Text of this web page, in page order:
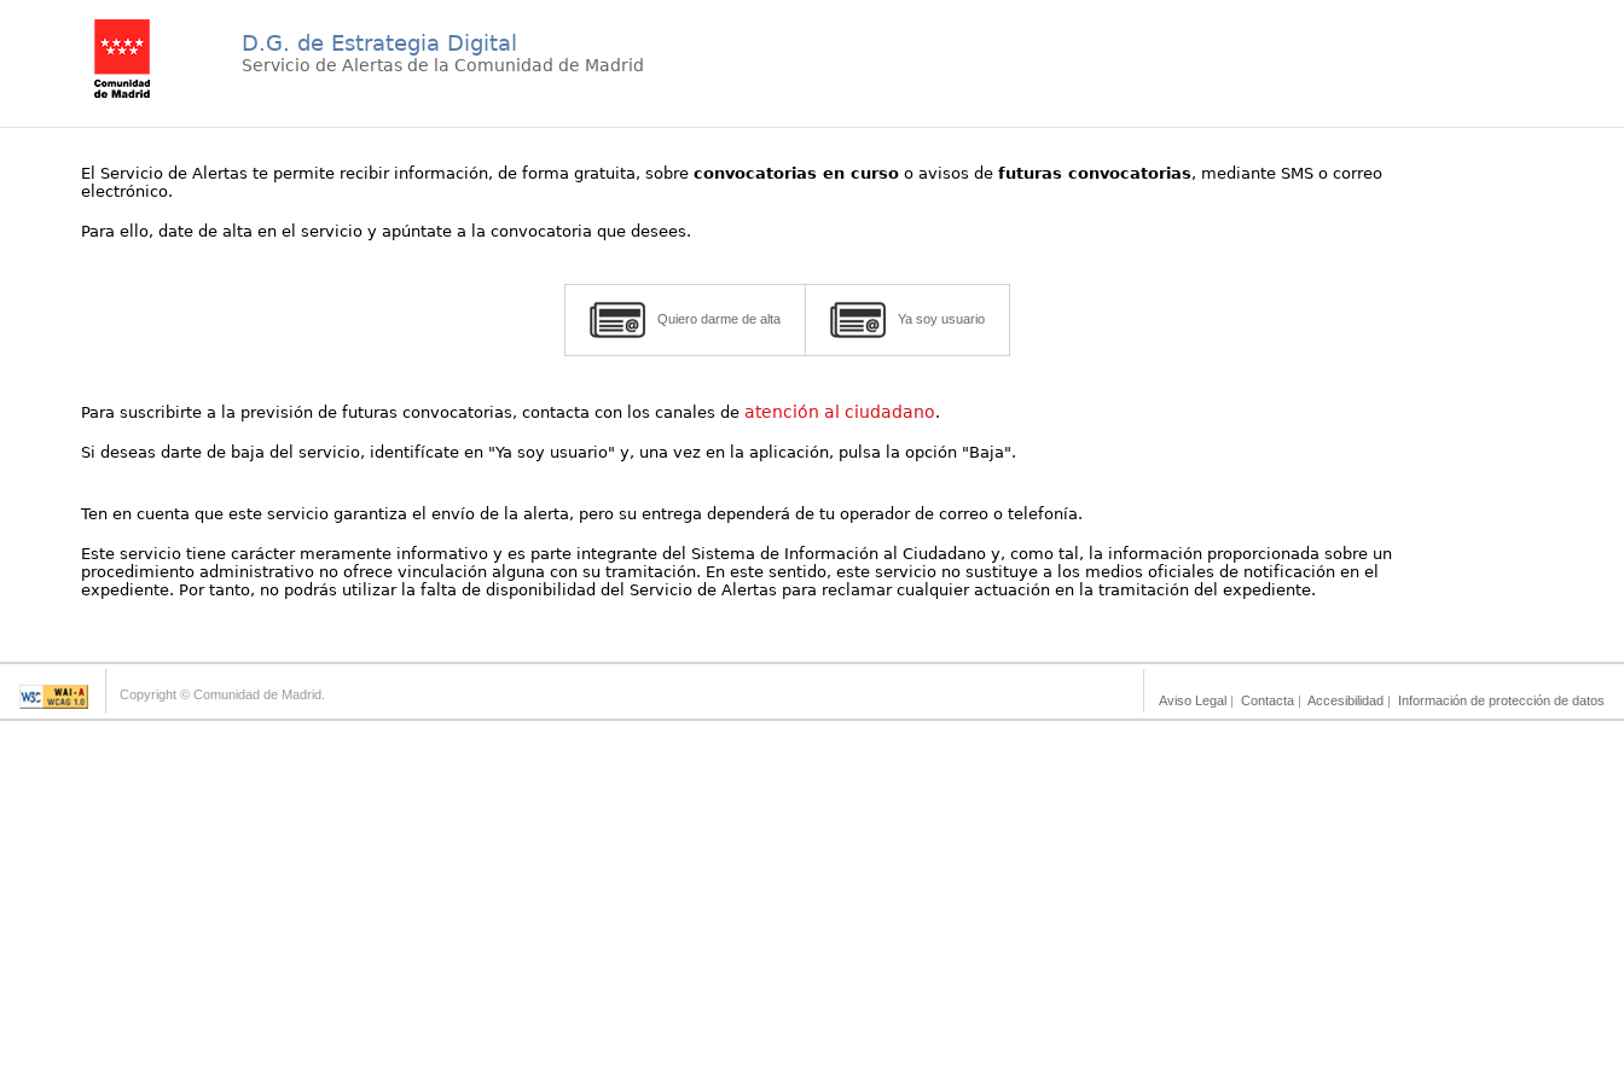
D.G. de Estrategia Digital
Servicio de Alertas de la Comunidad de Madrid
El Servicio de Alertas te permite recibir información, de forma gratuita, sobreconvocatorias en curso o avisos defuturas convocatorias, mediante SMS o correo
electrónico.
Para ello, date de alta en el servicio y apúntate a la convocatoria que desees.
Quiero darme de alta Ya soy usuario
Para suscribirte a la previsión de futuras convocatorias, contacta con los canales deatención al ciudadano.
Si deseas darte de baja del servicio, identifícate en "Ya soy usuario" y, una vez en la aplicación, pulsa la opción "Baja".
Ten en cuenta que este servicio garantiza el envío de la alerta, pero su entrega dependerá de tu operador de correo o telefonía.
Este servicio tiene carácter meramente informativo y es parte integrante del Sistema de Información al Ciudadano y, como tal, la información proporcionada sobre un
procedimiento administrativo no ofrece vinculación alguna con su tramitación. En este sentido, este servicio no sustituye a los medios oficiales de notificación en el
expediente. Por tanto, no podrás utilizar la falta de disponibilidad del Servicio de Alertas para reclamar cualquier actuación en la tramitación del expediente.
Copyright © Comunidad de Madrid. Aviso Legal | Contacta | Accesibilidad | Información de protección de datos